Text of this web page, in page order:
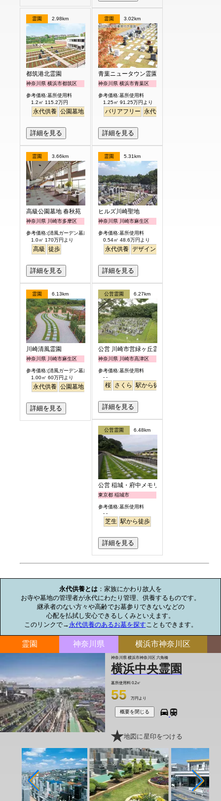
霊園 2.98km
都筑港北霊園
神奈川県 横浜市都筑区
参考価格:墓所使用料
1.2㎡ 115.2万円
永代供養 公園墓地 駅から徒歩 明るい
詳細を見る
霊園 3.02km
青葉ニュータウン霊園
神奈川県 横浜市青葉区
参考価格:墓所使用料
1.25㎡ 91.25万円より
バリアフリー 永代供養
詳細を見る
霊園 3.66km
高級公園墓地 春秋苑
神奈川県 川崎市多摩区
参考価格:(清風ガーデン墓所)
1.0㎡ 170万円より
高級 徒歩
詳細を見る
霊園 5.31km
ヒルズ川崎聖地
神奈川県 川崎市麻生区
参考価格:墓所使用料
0.54㎡ 48.6万円より
永代供養 デザイン
詳細を見る
霊園 6.13km
川崎清風霊園
神奈川県 川崎市麻生区
参考価格:(清風ガーデン墓所)
1.00㎡ 60万円より
永代供養 公園墓地 駅から徒歩
詳細を見る
公営霊園 6.27km
公営 川崎市営緑ヶ丘霊園
神奈川県 川崎市高津区
参考価格:墓所使用料
- -
桜 さくら 駅から徒歩
詳細を見る
公営霊園 6.48km
公営 稲城・府中メモリアルパーク
東京都 稲城市
参考価格:墓所使用料
- -
芝生 駅から徒歩
詳細を見る
永代供養とは ：家族にかわり故人を
お寺や墓地の管理者が永代にわたり管理、供養するものです。
継承者のない方々や高齢でお墓参りできないなどの
心配を払拭し安心できるしくみといえます。
このリンクで→永代供養のあるお墓を探すこともできます。
霊園 神奈川県 横浜市神奈川区
神奈川県 横浜市神奈川区 六角橋
横浜中央霊園
墓所使用料 0.2㎡
55 万円より
概要を閉じる
地図に星印をつける